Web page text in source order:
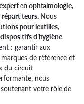
en ophtalmologie,
répartiteurs. Nous
pour lentilles,
d’hygiène
: garantir aux
de référence et
du circuit
nous
votre rôle de